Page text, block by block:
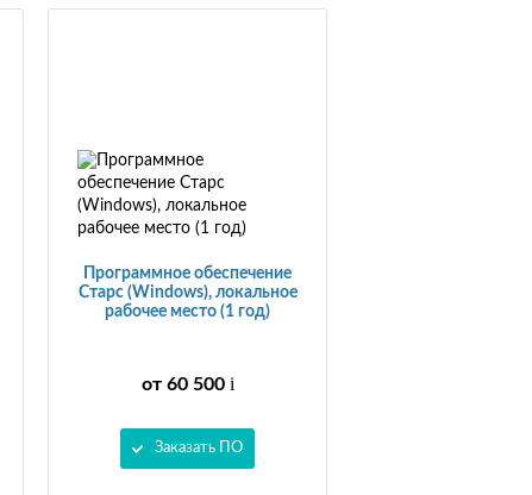
Программное обеспечение
Старс (Windows), локальное
рабочее место (1 год)
от 60 500 i
Заказать ПО